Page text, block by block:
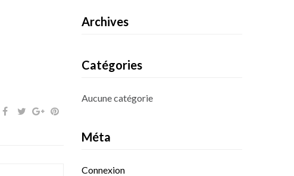
Archives
Catégories
Aucune catégorie
Méta
Connexion